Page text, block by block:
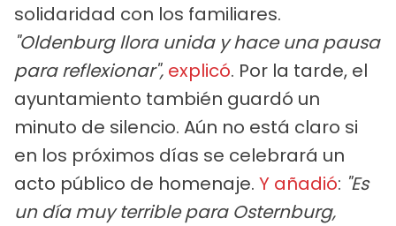
solidaridad con los familiares.
"Oldenburg llora unida y hace una pausa
para reflexionar", explicó. Por la tarde, el
ayuntamiento también guardó un
minuto de silencio. Aún no está claro si
en los próximos días se celebrará un
acto público de homenaje. Y añadió: "Es
un día muy terrible para Osternburg,